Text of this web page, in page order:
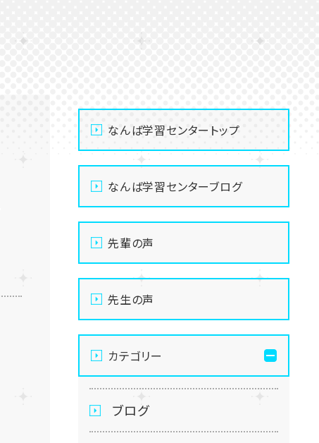
なんば学習センタートップ
なんば学習センターブログ
先輩の声
先生の声
カテゴリー
ブログ